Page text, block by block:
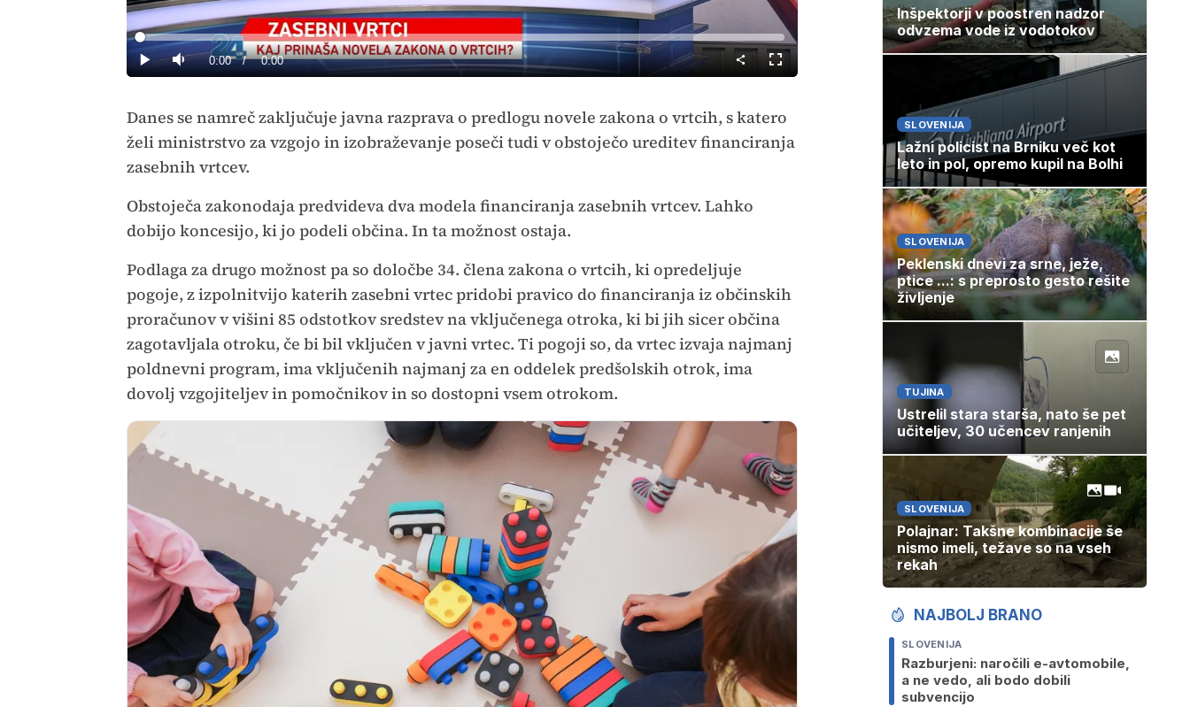
Predvajaj
Tiho Current
0:00 / Duration
0:00
Loaded:
0%
Celozaslonski
način
Danes se namreč zaključuje javna razprava o predlogu novele zakona o vrtcih, s katero
želi ministrstvo za vzgojo in izobraževanje poseči tudi v obstoječo ureditev financiranja
zasebnih vrtcev.
Obstoječa zakonodaja predvideva dva modela financiranja zasebnih vrtcev. Lahko
dobijo koncesijo, ki jo podeli občina. In ta možnost ostaja.
Podlaga za drugo možnost pa so določbe 34. člena zakona o vrtcih, ki opredeljuje
pogoje, z izpolnitvijo katerih zasebni vrtec pridobi pravico do financiranja iz občinskih
proračunov v višini 85 odstotkov sredstev na vključenega otroka, ki bi jih sicer občina
zagotavljala otroku, če bi bil vključen v javni vrtec. Ti pogoji so, da vrtec izvaja najmanj
poldnevni program, ima vključenih najmanj za en oddelek predšolskih otrok, ima
dovolj vzgojiteljev in pomočnikov in so dostopni vsem otrokom.
Inšpektorji v poostren nadzor
odvzema vode iz vodotokov
SLOVENIJA
Lažni policist na Brniku več kot
leto in pol, opremo kupil na Bolhi
SLOVENIJA
Peklenski dnevi za srne, ježe,
ptice ...: s preprosto gesto rešite
življenje
TUJINA
Ustrelil stara starša, nato še pet
učiteljev, 30 učencev ranjenih
SLOVENIJA
Polajnar: Takšne kombinacije še
nismo imeli, težave so na vseh
rekah
NAJBOLJ BRANO
SLOVENIJA
Razburjeni: naročili e-avtomobile,
a ne vedo, ali bodo dobili
subvencijo